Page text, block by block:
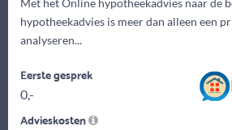
hypotheekadvies is meer dan alleen een
analyseren...
Eerste gesprek
0,-
Advieskosten